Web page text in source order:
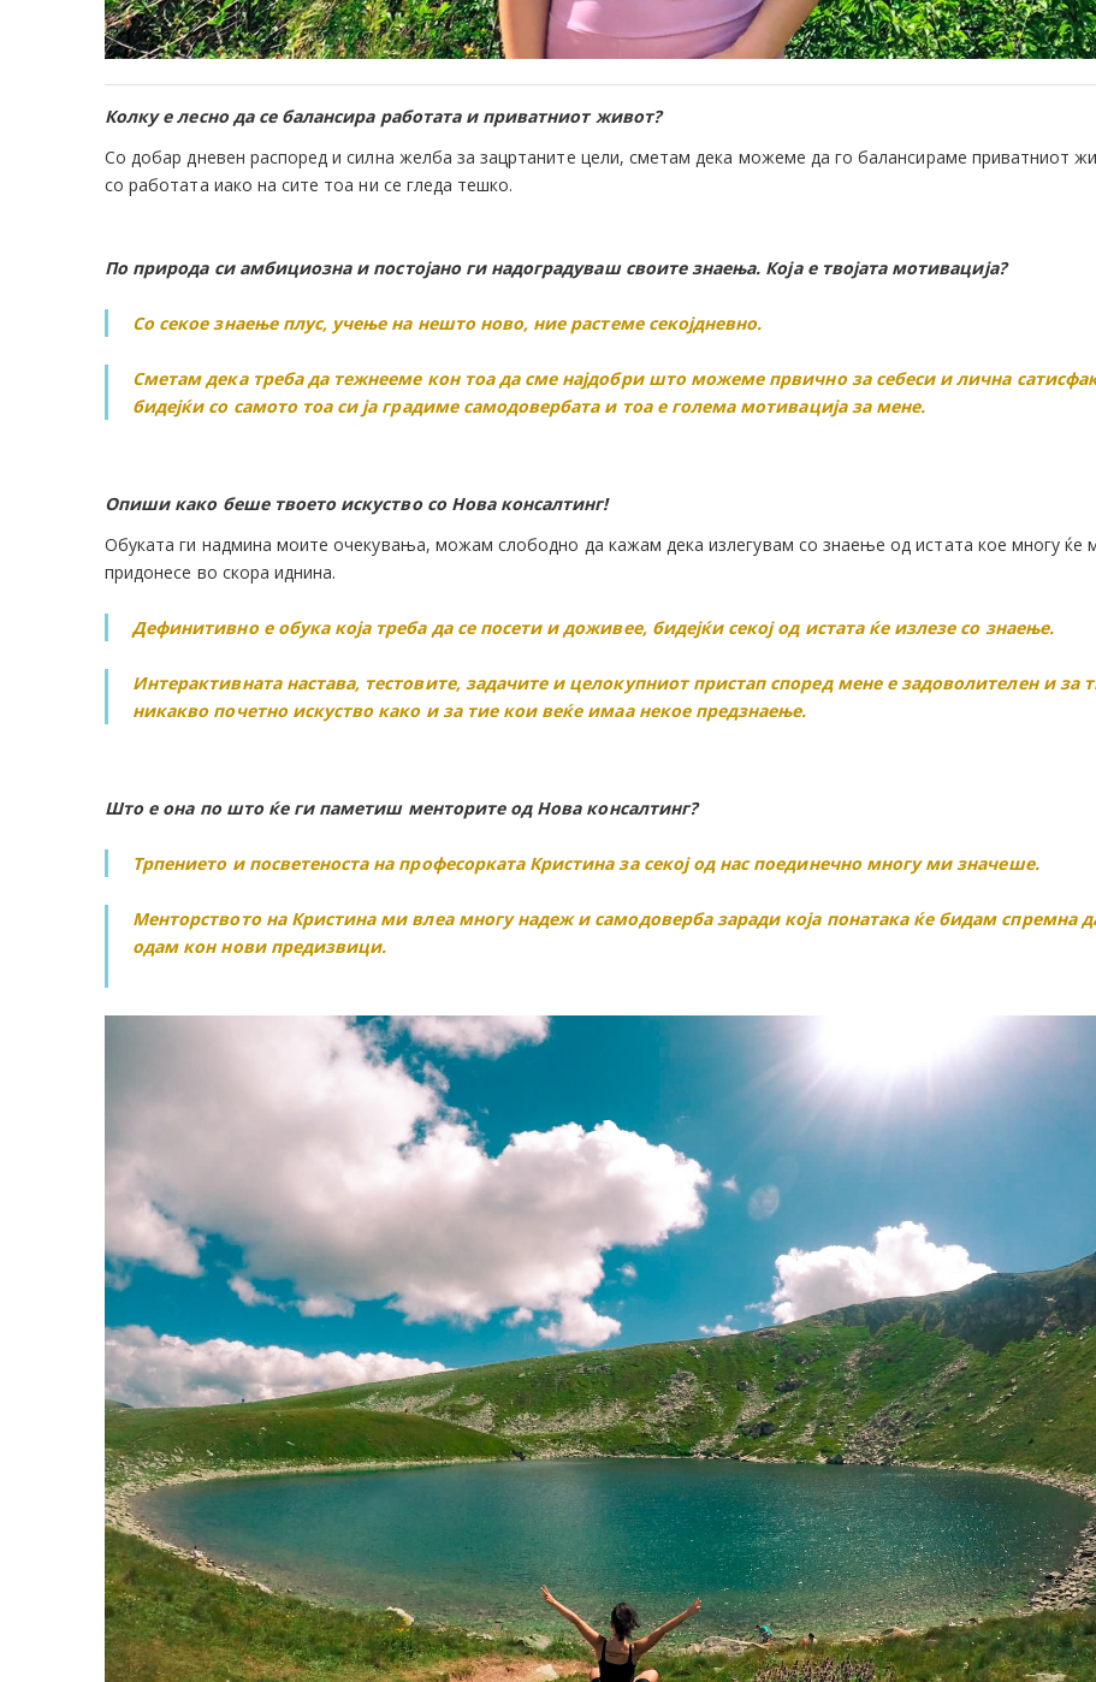
Колку е лесно да се балансира работата и приватниот живот?
Со добар дневен распоред и силна желба за зацртаните цели, сметам дека можеме да го балансираме приватниот
со работата иако на сите тоа ни се гледа тешко.
По природа си амбициозна и постојано ги надоградуваш своите знаења. Која е твојата мотивација?
Со секое знаење плус, учење на нешто ново, ние растеме секојдневно.
Сметам дека треба да тежнееме кон тоа да сме најдобри што можеме првично за себеси и лична
бидејќи со самото тоа си ја градиме самодовербата и тоа е голема мотивација за мене.
Опиши како беше твоето искуство со Нова консалтинг!
Обуката ги надмина моите очекувања, можам слободно да кажам дека излегувам со знаење од истата кое многу ќе
придонесе во скора иднина.
Дефинитивно е обука која треба да се посети и доживее, бидејќи секој од истата ќе излезе со знаење.
Интерактивната настава, тестовите, задачите и целокупниот пристап според мене е задоволителен и за
никакво почетно искуство како и за тие кои веќе имаа некое предзнаење.
Што е она по што ќе ги паметиш менторите од Нова консалтинг?
Трпението и посветеноста на професорката Кристина за секој од нас поединечно многу ми значеше.
Менторството на Кристина ми влеа многу надеж и самодоверба заради која понатака ќе бидам спремна
одам кон нови предизвици.